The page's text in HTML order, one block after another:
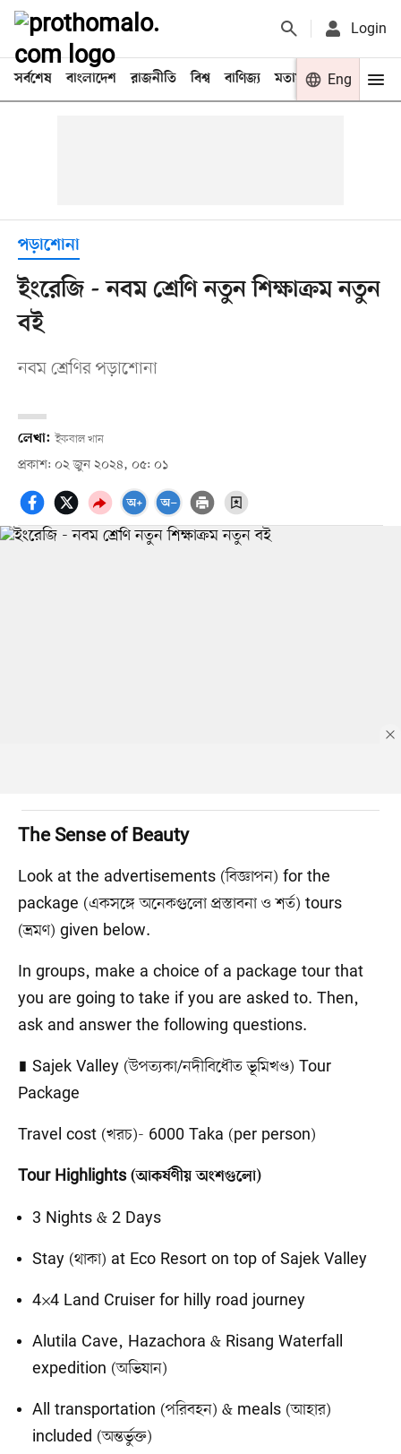
Login
সর্বশেষ বাংলাদেশ রাজনীতি বিশ্ব বাণিজ্য মতামত খেলা
Eng
পড়াশোনা
ইংরেজি - নবম শ্রেণি নতুন শিক্ষাক্রম নতুন
বই
নবম শ্রেণির পড়াশোনা
লেখা: ইকবাল খান
প্রকাশ: ০২ জুন ২০২৪, ০৫: ০১
The Sense of Beauty
Look at the advertisements (বিজ্ঞাপন) for the
package (একসঙ্গে অনেকগুলো প্রস্তাবনা ও শর্ত) tours
(ভ্রমণ) given below.
In groups, make a choice of a package tour that
you are going to take if you are asked to. Then,
ask and answer the following questions.
∎ Sajek Valley (উপত্যকা/নদীবিধৌত ভূমিখণ্ড) Tour
Package
Travel cost (খরচ)- 6000 Taka (per person)
Tour Highlights (আকর্ষণীয় অংশগুলো)
3 Nights & 2 Days
Stay (থাকা) at Eco Resort on top of Sajek Valley
4×4 Land Cruiser for hilly road journey
Alutila Cave, Hazachora & Risang Waterfall
expedition (অভিযান)
All transportation (পরিবহন) & meals (আহার)
included (অন্তর্ভুক্ত)